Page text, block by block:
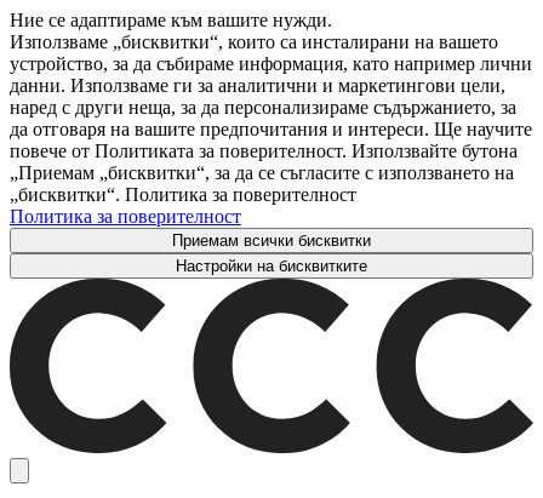
Ние се адаптираме към вашите нужди.
Използваме „бисквитки“, които са инсталирани на вашето
устройство, за да събираме информация, като например лични
данни. Използваме ги за аналитични и маркетингови цели,
наред с други неща, за да персонализираме съдържанието, за
да отговаря на вашите предпочитания и интереси. Ще научите
повече от Политиката за поверителност. Използвайте бутона
„Приемам „бисквитки“, за да се съгласите с използването на
„бисквитки“. Политика за поверителност
Политика за поверителност
Приемам всички бисквитки
Настройки на бисквитките